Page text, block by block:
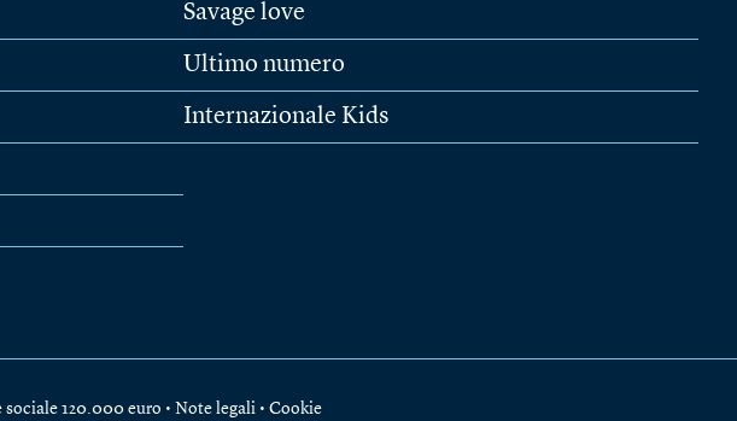
Savage love
Ultimo numero
Internazionale Kids
120.000 euro • Note legali • Cookie